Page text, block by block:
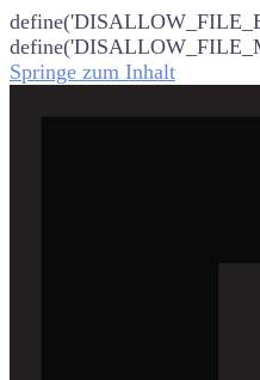
Springe zum Inhalt